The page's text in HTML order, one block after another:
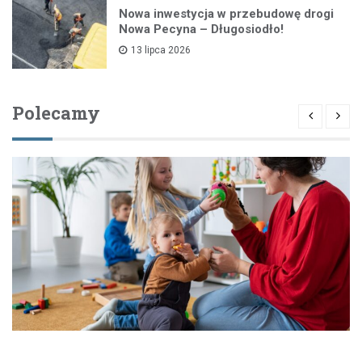
Nowa inwestycja w przebudowę drogi
Nowa Pecyna – Długosiodło!
13 lipca 2026
Polecamy